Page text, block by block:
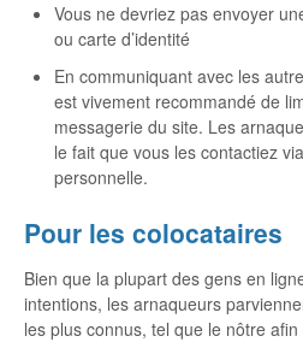
Vous ne devriez pas envoyer
ou carte d’identité
En communiquant avec les
est vivement recommandé de
messagerie du site. Les
le fait que vous les contactiez
personnelle.
Pour les colocataires
Bien que la plupart des gens en
intentions, les arnaqueurs
les plus connus, tel que le nôtre